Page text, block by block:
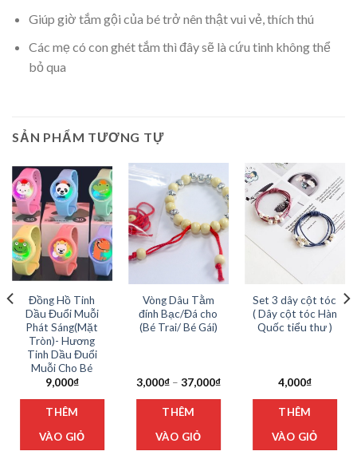
Giúp giờ tắm gội của bé trở nên thật vui vẻ, thích thú
Các mẹ có con ghét tắm thì đây sẽ là cứu tinh không thể
bỏ qua
SẢN PHẨM TƯƠNG TỰ
Đồng Hồ Tinh
Dầu Đuổi Muỗi
Phát Sáng(Mặt
Tròn)- Hương
Tinh Dầu Đuổi
Muỗi Cho Bé
9,000₫
THÊM
VÀO GIỎ
Vòng Dâu Tằm
đính Bạc/Đá cho
(Bé Trai/ Bé Gái)
3,000₫ – 37,000₫Khoảng
từ
THÊM
VÀO GIỎ
Set 3 dây cột tóc
( Dây cột tóc Hàn
Quốc tiểu thư )
4,000₫
THÊM
VÀO GIỎ